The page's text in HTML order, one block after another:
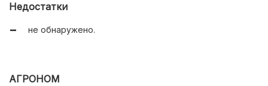
Недостатки
не обнаружено.
АГРОНОМ